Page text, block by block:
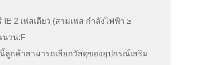
2 เฟสเดียว (สามเฟส กำลังไฟฟ้า ≥
นวน:F
ลูกค้าสามารถเลือกวัสดุของอุปกรณ์เสริม